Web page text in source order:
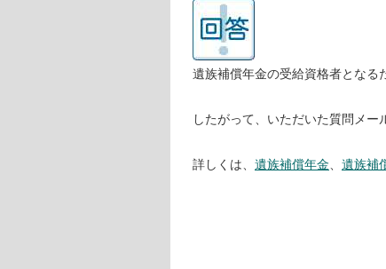
遺族補償年金の受給資格者となる
したがって、いただいた質問メー
詳しくは、 遺族補償年金、 遺族補